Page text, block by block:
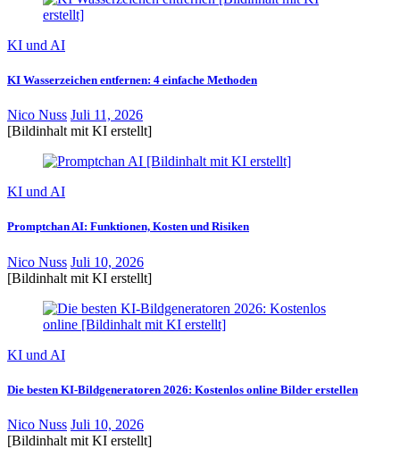
KI und AI
KI Wasserzeichen entfernen: 4 einfache Methoden
Nico Nuss Juli 11, 2026
[Bildinhalt mit KI erstellt]
KI und AI
Promptchan AI: Funktionen, Kosten und Risiken
Nico Nuss Juli 10, 2026
[Bildinhalt mit KI erstellt]
KI und AI
Die besten KI-Bildgeneratoren 2026: Kostenlos online Bilder erstellen
Nico Nuss Juli 10, 2026
[Bildinhalt mit KI erstellt]